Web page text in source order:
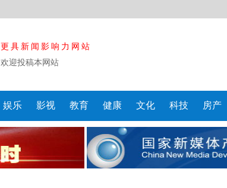
更具新闻影响力网站
欢迎投稿本网站
娱乐 影视 教育 健康 文化 科技 房产